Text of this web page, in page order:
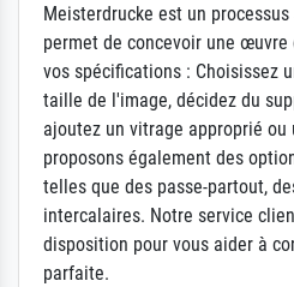
Meisterdrucke est un
permet de concevoir une
vos spécifications : Choisissez
taille de l'image, décidez du
ajoutez un vitrage approprié ou
proposons également des
telles que des passe-partout,
intercalaires. Notre service
disposition pour vous aider à
parfaite.